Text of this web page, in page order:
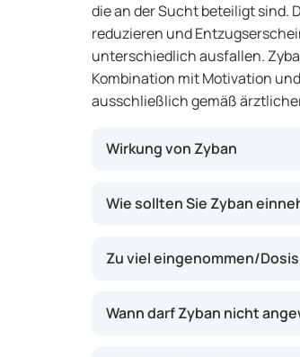
die an der Sucht beteiligt sind.
reduzieren und
unterschiedlich ausfallen.
Kombination mit Motivation
ausschließlich gemäß
Wirkung von Zyban
Gehirn, wie Dopamin und
Reizbarkeit und
jedoch keine Erfolgsgarantie
sind entscheidend.
Wie sollten Sie Zyban
Zu viel eingenommen/
Wann darf Zyban nicht